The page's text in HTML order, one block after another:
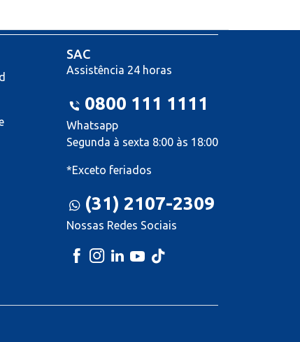
SAC
Assistência 24 horas
0800 111 1111
Whatsapp
Segunda à sexta 8:00 às 18:00
*Exceto feriados
(31) 2107-2309
Nossas Redes Sociais